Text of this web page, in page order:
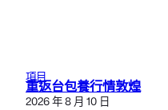
項目
重返台包養行情敦煌
2026 年 8 月 10 日